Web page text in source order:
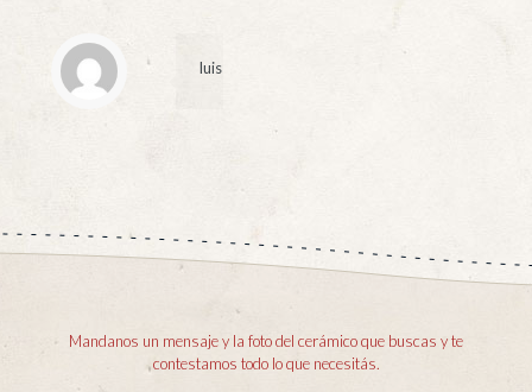
luis
Mandanos un mensaje y la foto del cerámico que buscas y te
contestamos todo lo que necesitás.